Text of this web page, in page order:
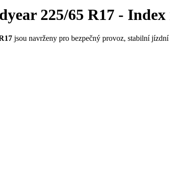
225/65 R17 -
jsou navrženy pro bezpečný provoz, stabilní